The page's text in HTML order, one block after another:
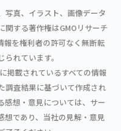
写真、イラスト、画像データ
関する著作権はGMOリサーチ
報を権利者の許可なく無断転
れています。
掲載されているすべての情報
調査結果に基づいて作成され
感想・意見については、サー
想であり、当社の見解・意見